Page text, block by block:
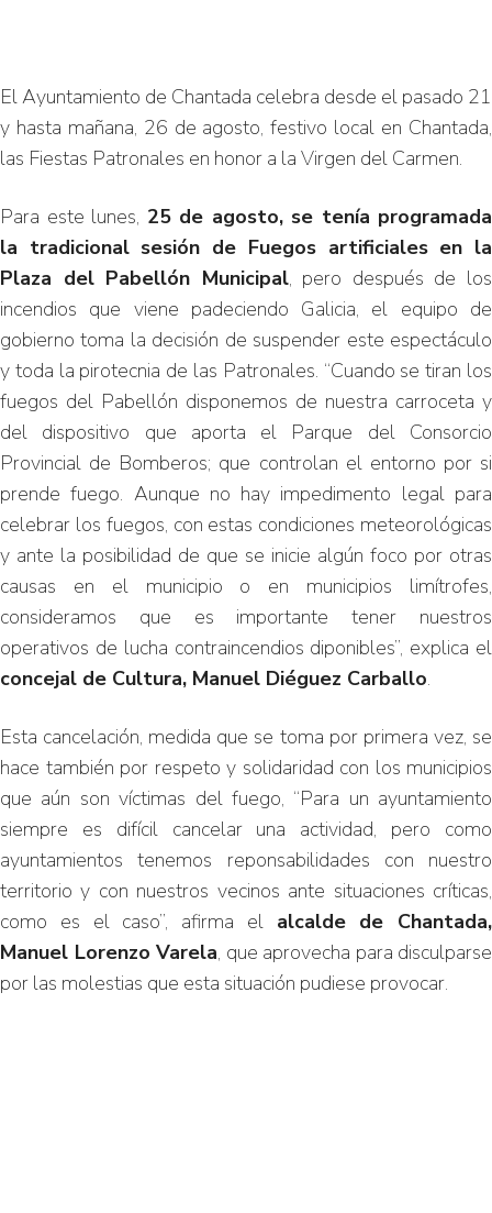
El Ayuntamiento de Chantada celebra desde el pasado 21
y hasta mañana, 26 de agosto, festivo local en Chantada,
las Fiestas Patronales en honor a la Virgen del Carmen.
Para este lunes, 25 de agosto, se tenía programada
la tradicional sesión de Fuegos artificiales en la
Plaza del Pabellón Municipal, pero después de los
incendios que viene padeciendo Galicia, el equipo de
gobierno toma la decisión de suspender este espectáculo
y toda la pirotecnia de las Patronales. “Cuando se tiran los
fuegos del Pabellón disponemos de nuestra carroceta y
del dispositivo que aporta el Parque del Consorcio
Provincial de Bomberos; que controlan el entorno por si
prende fuego. Aunque no hay impedimento legal para
celebrar los fuegos, con estas condiciones meteorológicas
y ante la posibilidad de que se inicie algún foco por otras
causas en el municipio o en municipios limítrofes,
consideramos que es importante tener nuestros
operativos de lucha contraincendios diponibles”, explica el
concejal de Cultura, Manuel Diéguez Carballo.
Esta cancelación, medida que se toma por primera vez, se
hace también por respeto y solidaridad con los municipios
que aún son víctimas del fuego, “Para un ayuntamiento
siempre es difícil cancelar una actividad, pero como
ayuntamientos tenemos reponsabilidades con nuestro
territorio y con nuestros vecinos ante situaciones críticas,
como es el caso”, afirma el alcalde de Chantada,
Manuel Lorenzo Varela, que aprovecha para disculparse
por las molestias que esta situación pudiese provocar.